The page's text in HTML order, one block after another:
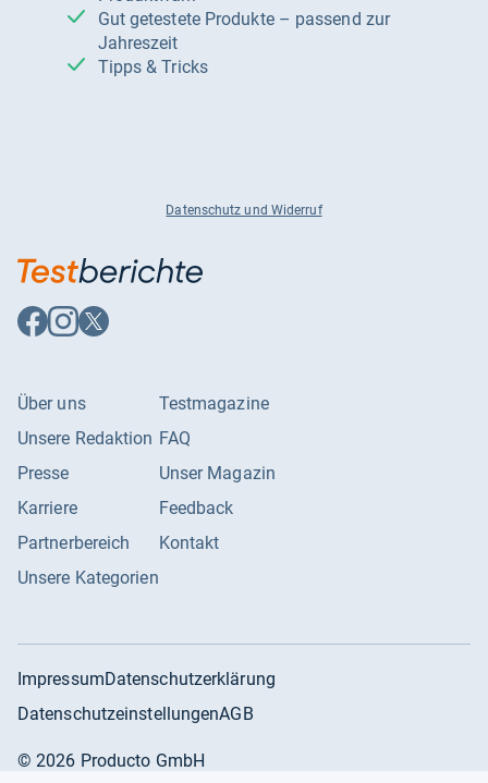
Gut getestete Produkte – passend zur
Jahreszeit
Tipps & Tricks
Datenschutz und Widerruf
Auf
Facebook
Auf
Instagram
Auf
X
Über uns
Unsere Redaktion
Presse
Karriere
Partnerbereich
Unsere Kategorien
Testmagazine
FAQ
Unser Magazin
Feedback
Kontakt
ImpressumDatenschutzerklärung
DatenschutzeinstellungenAGB
©2026 Producto GmbH